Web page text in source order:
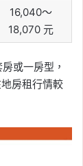
16,040～
18,070 元
或一房型，
房租行情較